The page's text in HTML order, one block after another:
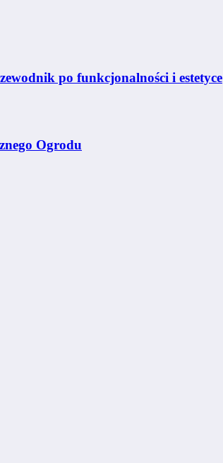
po funkcjonalności i estetyce
Ogrodu